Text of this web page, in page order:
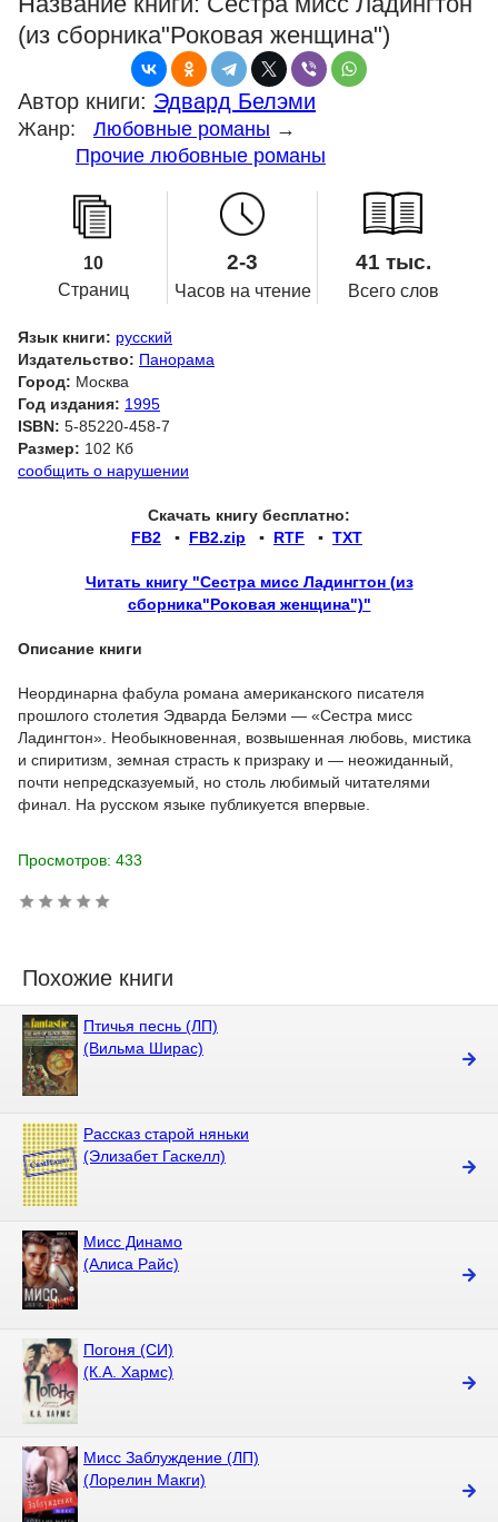
(из сборника"Роковая женщина")
Автор книги: Эдвард Белэми
Жанр: Любовные романы →
Прочие любовные романы
10
Страниц
2-3
Часов на чтение
41 тыс.
Всего слов
Язык книги: русский
Издательство: Панорама
Город: Москва
Год издания: 1995
ISBN: 5-85220-458-7
Размер: 102 Кб
сообщить о нарушении
Скачать книгу бесплатно:
FB2 ▪ FB2.zip ▪ RTF ▪ TXT
Читать книгу "Сестра мисс Ладингтон (из
сборника"Роковая женщина")"
Описание книги
Неординарна фабула романа американского писателя
прошлого столетия Эдварда Белэми — «Сестра мисс
Ладингтон». Необыкновенная, возвышенная любовь, мистика
и спиритизм, земная страсть к призраку и — неожиданный,
почти непредсказуемый, но столь любимый читателями
финал. На русском языке публикуется впервые.
Просмотров: 433
Похожие книги
Птичья песнь (ЛП)
(Вильма Ширас)
Рассказ старой няньки
(Элизабет Гаскелл)
Мисс Динамо
(Алиса Райс)
Погоня (СИ)
(К.А. Хармс)
Мисс Заблуждение (ЛП)
(Лорелин Макги)